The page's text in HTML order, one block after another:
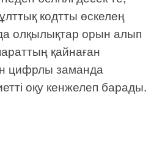
кодтты өскелең
олқылықтар орын алып
қайнаған
цифрлы заманда
оқу кенжелеп барады.